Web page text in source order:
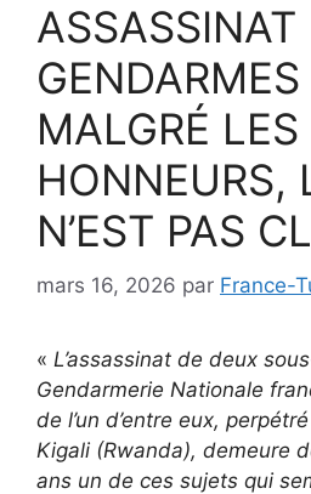
ASSASSINAT
MALGRÉ LES
HONNEURS,
N’EST PAS
mars 16, 2026 par France-
« L’assassinat de deux
Gendarmerie Nationale
de l’un d’entre eux,
Kigali (Rwanda), demeure
ans un de ces sujets qui